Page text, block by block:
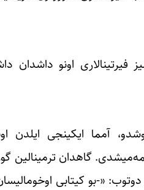
اونو داشدان
آمما ایکینجی ایلدن
گاهدان ترمینالین
«-بو کیتابی